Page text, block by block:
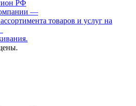
—
товаров и услуг на